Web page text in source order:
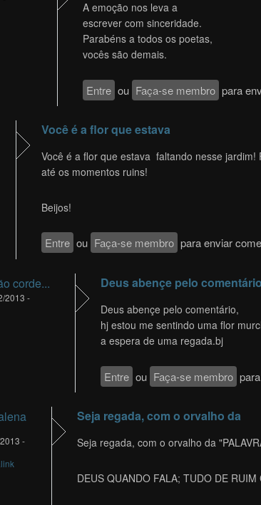
A emoção nos leva a
escrever com sinceridade.
Parabéns a todos os poetas,
vocês são demais.
Entre ou Faça-se membro para
Você é a flor que estava
Você é a flor que estava faltando nesse jardim!
até os momentos ruins!
Beijos!
Entre ou Faça-se membro para enviar
corde...
2013 -
Deus abençe pelo
Deus abençe pelo comentário,
hj estou me sentindo uma flor
a espera de uma regada.bj
Entre ou Faça-se membro
-
Seja regada, com o orvalho da
Seja regada, com o orvalho da
DEUS QUANDO FALA; TUDO DE RUIM